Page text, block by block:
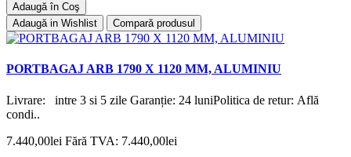
Adaugă în Coş
Adaugă in Wishlist
Compară produsul
PORTBAGAJ ARB 1790 X 1120 MM, ALUMINIU
Livrare: intre 3 si 5 zile Garanție: 24 luniPolitica de retur: Află
condi..
7.440,00lei Fără TVA: 7.440,00lei